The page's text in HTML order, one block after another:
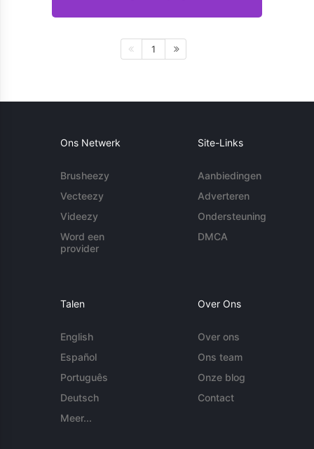
1
Ons Netwerk
Brusheezy
Vecteezy
Videezy
Word een
provider
Site-Links
Aanbiedingen
Adverteren
Ondersteuning
DMCA
Talen
English
Español
Português
Deutsch
Meer...
Over Ons
Over ons
Ons team
Onze blog
Contact